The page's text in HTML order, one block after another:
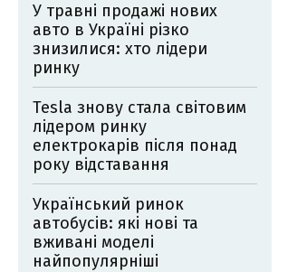
У травні продажі нових
авто в Україні різко
знизилися: хто лідери
ринку
Tesla знову стала світовим
лідером ринку
електрокарів після понад
року відставання
Український ринок
автобусів: які нові та
вживані моделі
найпопулярніші